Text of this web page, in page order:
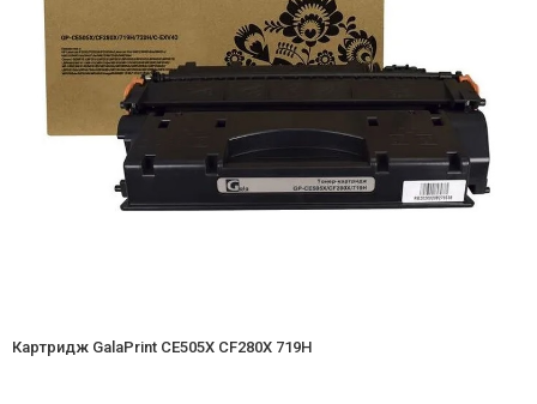
Картридж GalaPrint CE505X CF280X 719H